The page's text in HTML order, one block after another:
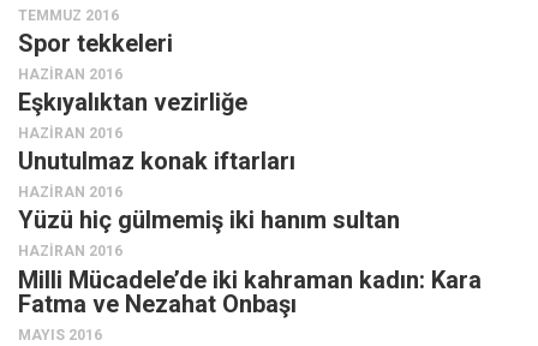
TEMMUZ 2016
Spor tekkeleri
HAZIRAN 2016
Eşkıyalıktan vezirliğe
HAZIRAN 2016
Unutulmaz konak iftarları
HAZIRAN 2016
Yüzü hiç gülmemiş iki hanım sultan
HAZIRAN 2016
Milli Mücadele’de iki kahraman kadın: Kara
Fatma ve Nezahat Onbaşı
MAYIS 2016